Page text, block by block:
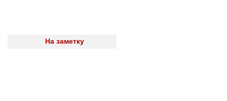
На заметку